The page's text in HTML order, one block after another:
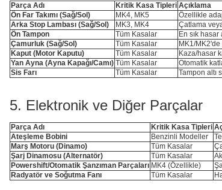
Parça Adı Kritik Kasa Tipleri Açıklama
Ön Far Takımı (Sağ/Sol)
MK4, MK5
Özellikle
Arka Stop Lambası (Sağ/Sol)
MK3, MK4
Çatlama
Ön Tampon
Tüm Kasalar
En sık hasar
Çamurluk (Sağ/Sol)
Tüm Kasalar
MK1/
Kaput (Motor Kaputu)
Tüm Kasalar
Kaza/hasar
Yan Ayna (Ayna Kapağı/Camı) Tüm Kasalar
Otomatik
Sis Farı
Tüm Kasalar Tampon altı
5. Elektronik ve Diğer Parçalar
Parça Adı Kritik Kasa Tipleri
Ateşleme Bobini
Benzinli Modeller
Marş Motoru (Dinamo)
Tüm Kasalar
Şarj Dinamosu (Alternatör)
Tüm Kasalar
Powershift/Otomatik Şanzıman Parçaları MK4 (Özellikle)
Radyatör ve Soğutma Fanı
Tüm Kasalar